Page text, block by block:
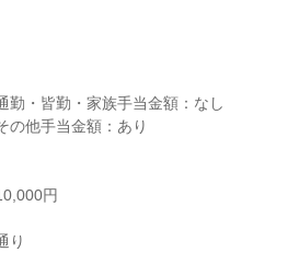
勤・皆勤・家族手当金額：なし
の他手当金額：あり
円
り